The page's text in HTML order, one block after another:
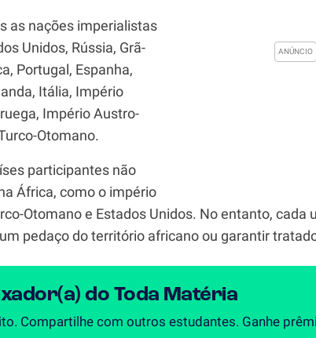
as nações imperialistas
Unidos, Rússia, Grã-
Portugal, Espanha,
Itália, Império
Império Austro-
Otomano.
participantes não
África, como o império
Otomano e Estados Unidos. No entanto, cada
pedaço do território africano ou garantir
do Toda Matéria
Compartilhe com outros estudantes. Ganhe